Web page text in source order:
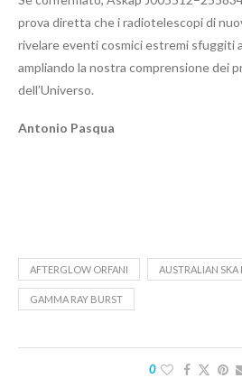
prova diretta che i radiotelescopi di
rivelare eventi cosmici estremi
ampliando la nostra comprensione dei
dell’Universo.
Antonio Pasqua
AFTERGLOW ORFANI AUSTRALIAN SKA
GAMMA RAY BURST
0